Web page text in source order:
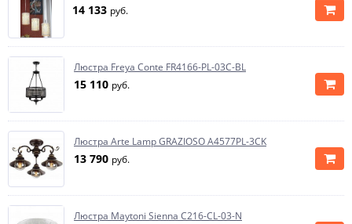
14 133 руб.
Люстра Freya Conte FR4166-PL-03C-BL
15 110 руб.
Люстра Arte Lamp GRAZIOSO A4577PL-3CK
13 790 руб.
Люстра Maytoni Sienna C216-CL-03-N